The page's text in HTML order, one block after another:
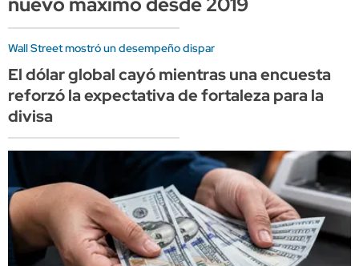
Wall Street mostró un desempeño dispar
El dólar global cayó mientras una encuesta
reforzó la expectativa de fortaleza para la
divisa